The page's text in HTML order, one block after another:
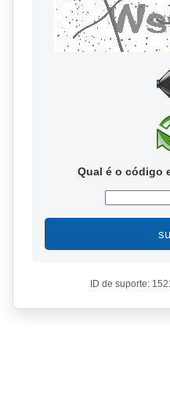
Qual é o código
ID de suporte: